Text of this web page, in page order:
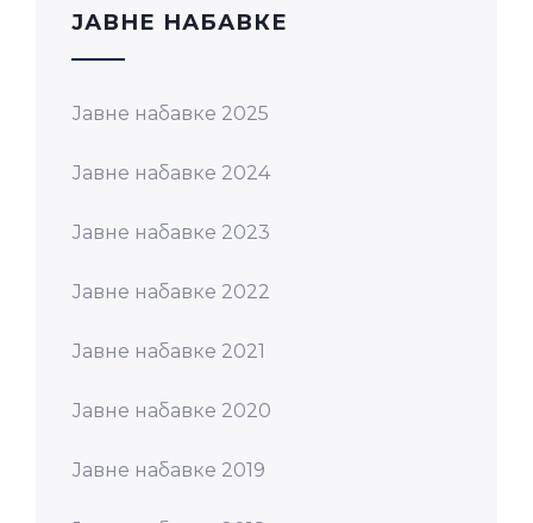
JАВНЕ НАБАВКЕ
Јавне набавке 2025
Јавне набавке 2024
Јавне набавке 2023
Јавне набавке 2022
Јавне набавке 2021
Јавне набавке 2020
Јавне набавке 2019